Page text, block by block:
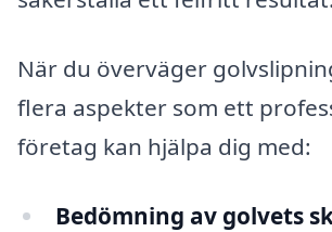
När du överväger
flera aspekter som ett
företag kan hjälpa dig med:
Bedömning av golvets